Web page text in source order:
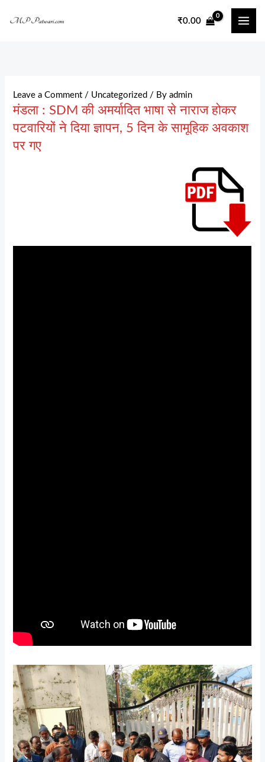
₹0.00
Leave a Comment / Uncategorized / Byadmin
मंडला : SDM की अमर्यादित भाषा से नाराज होकर
पटवारियों ने दिया ज्ञापन, 5 दिन के सामूहिक अवकाश
पर गए